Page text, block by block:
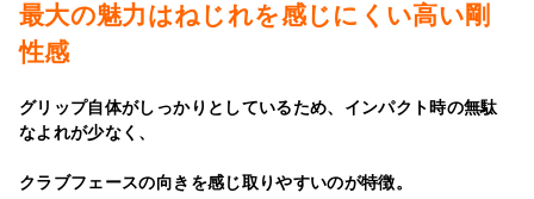
最大の魅力はねじれを感じにくい高い剛
性感
グリップ自体がしっかりとしているため、インパクト時の無駄
なよれが少なく、
クラブフェースの向きを感じ取りやすいのが特徴。